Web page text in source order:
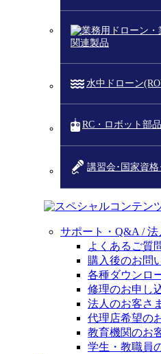
水中ドローン
RC・ロボット部品
講習会･国家資
スペシャルコンテン
サポート・Q&A /
よくあるご質
購入後のお問
各種ダウンロ
修理のお申し
法人のお客さま
代理店希望の
教育機関のお
学生・教職員